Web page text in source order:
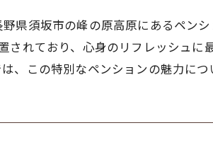
県須坂市の峰の原高原にあるペン
れており、心身のリフレッシュ
、この特別なペンションの魅力につ